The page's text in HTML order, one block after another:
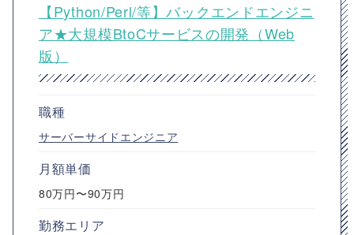
【Python/Perl/等】バックエンドエンジニ
ア★大規模BtoCサービスの開発（Web
版）
職種
サーバーサイドエンジニア
月額単価
80万円〜90万円
勤務エリア